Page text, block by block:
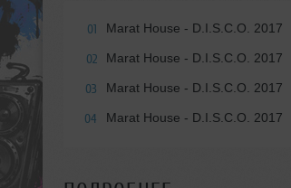
01 Marat House - D.I.S.C.O. 2017
02 Marat House - D.I.S.C.O. 2017
03 Marat House - D.I.S.C.O. 2017
04 Marat House - D.I.S.C.O. 2017